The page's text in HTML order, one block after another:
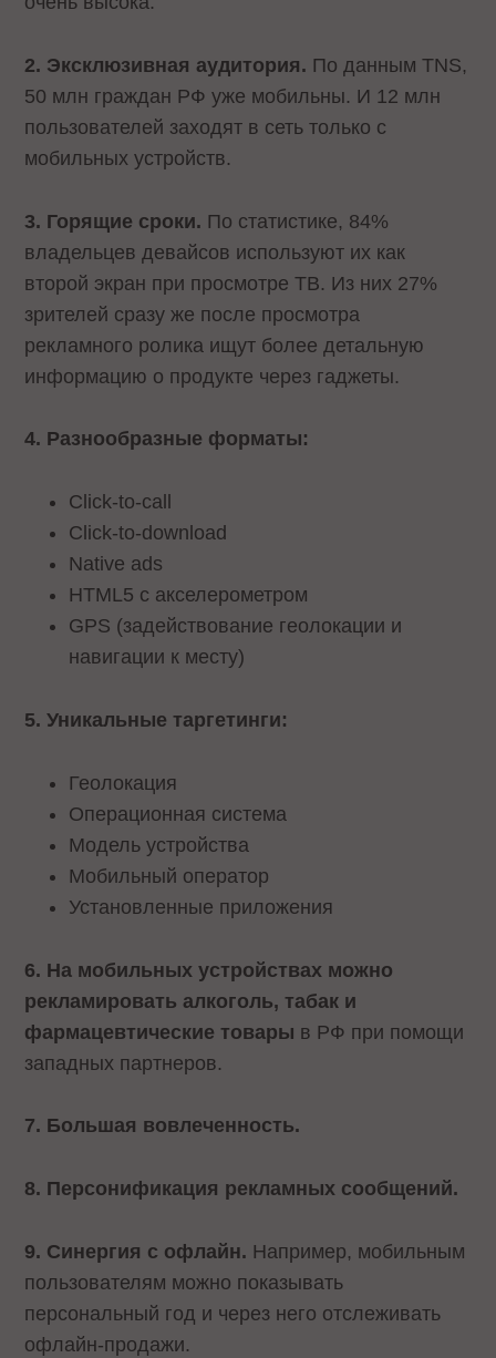
2. Эксклюзивная аудитория. По данным TNS,
50 млн граждан РФ уже мобильны. И 12 млн
пользователей заходят в сеть только с
мобильных устройств.
3. Горящие сроки. По статистике, 84%
владельцев девайсов используют их как
второй экран при просмотре ТВ. Из них 27%
зрителей сразу же после просмотра
рекламного ролика ищут более детальную
информацию о продукте через гаджеты.
4. Разнообразные форматы:
Click-to-call
Click-to-download
Native ads
HTML5 с акселерометром
GPS (задействование геолокации и
навигации к месту)
5. Уникальные таргетинги:
Геолокация
Операционная система
Модель устройства
Мобильный оператор
Установленные приложения
6. На мобильных устройствах можно
рекламировать алкоголь, табак и
фармацевтические товары в РФ при помощи
западных партнеров.
7. Большая вовлеченность.
8. Персонификация рекламных сообщений.
9. Синергия с офлайн. Например, мобильным
пользователям можно показывать
персональный год и через него отслеживать
офлайн-продажи.